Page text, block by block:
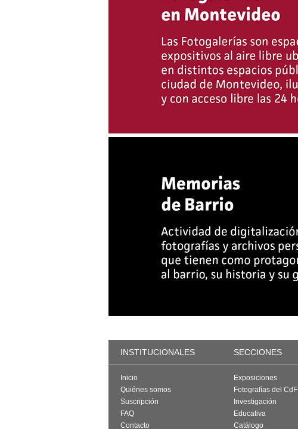
INSTITUCIONALES SECCIONES
Inicio
Quiénes somos
Suscripción
FAQ
Contacto
Exposiciones
Fotografías del CdF
Investigación
Educativa
Catálogo